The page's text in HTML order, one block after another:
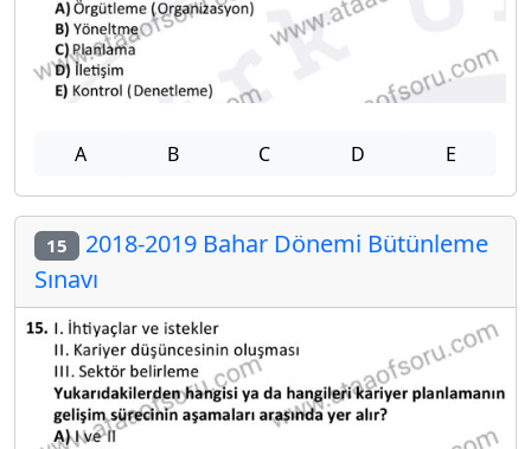
A B C D E
15 2018-2019 Bahar Dönemi Bütünleme
Sınavı